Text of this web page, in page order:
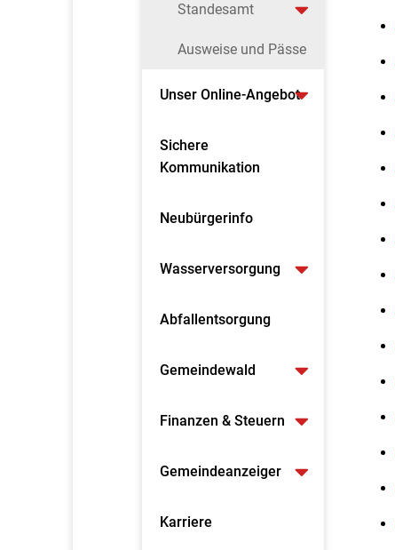
Standesamt
Ausweise und Pässe
Unser Online-Angebot
Sichere
Kommunikation
Neubürgerinfo
Wasserversorgung
Abfallentsorgung
Gemeindewald
Finanzen & Steuern
Gemeindeanzeiger
Karriere